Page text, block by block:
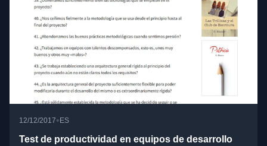
12/12/2017• ES
Test de productividad en equipos de desarrollo